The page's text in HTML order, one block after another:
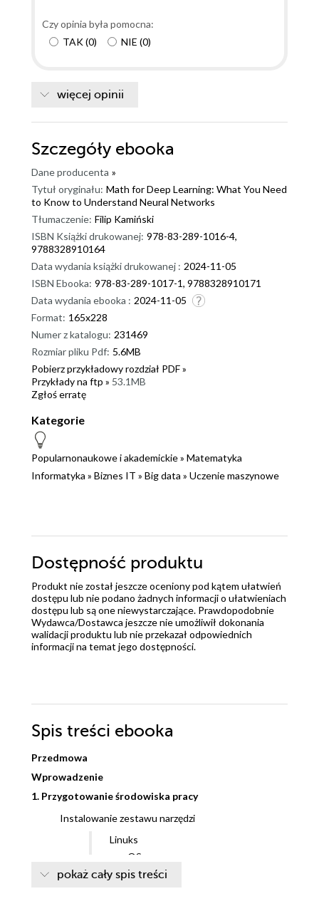
Czy opinia była pomocna:
TAK(0) NIE (0)
więcej opinii
Szczegóły ebooka
Dane producenta »
Tytuł oryginału: Math for Deep Learning: What You Need
to Know to Understand Neural Networks
Tłumaczenie: Filip Kamiński
ISBN Książki drukowanej: 978-83-289-1016-4,
9788328910164
Data wydania książki drukowanej : 2024-11-05
ISBN Ebooka: 978-83-289-1017-1, 9788328910171
Data wydania ebooka : 2024-11-05
Format: 165x228
Numer z katalogu: 231469
Rozmiar pliku Pdf: 5.6MB
Pobierz przykładowy rozdział PDF »
Przykłady na ftp » 53.1MB
Zgłoś erratę
Kategorie
Popularnonaukowe i akademickie» Matematyka
Informatyka » Biznes IT » Big data » Uczenie maszynowe
Dostępność produktu
Produkt nie został jeszcze oceniony pod kątem ułatwień
dostępu lub nie podano żadnych informacji o ułatwieniach
dostępu lub są one niewystarczające. Prawdopodobnie
Wydawca/Dostawca jeszcze nie umożliwił dokonania
walidacji produktu lub nie przekazał odpowiednich
informacji na temat jego dostępności.
Spis treści ebooka
Przedmowa
Wprowadzenie
1. Przygotowanie środowiska pracy
Instalowanie zestawu narzędzi
Linuks
macOS
Windows
pokaż cały spis treści